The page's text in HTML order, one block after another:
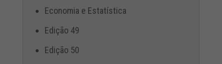
Economia e Estatística
Edição 49
Edição 50